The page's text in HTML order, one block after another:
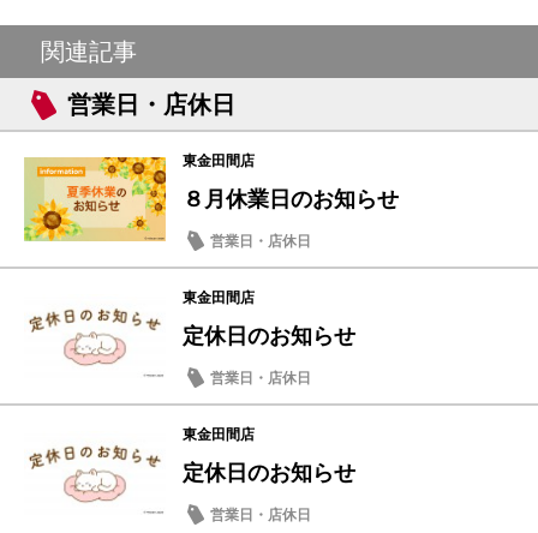
関連記事
営業日・店休日
東金田間店
８月休業日のお知らせ
営業日・店休日
東金田間店
定休日のお知らせ
営業日・店休日
東金田間店
定休日のお知らせ
営業日・店休日